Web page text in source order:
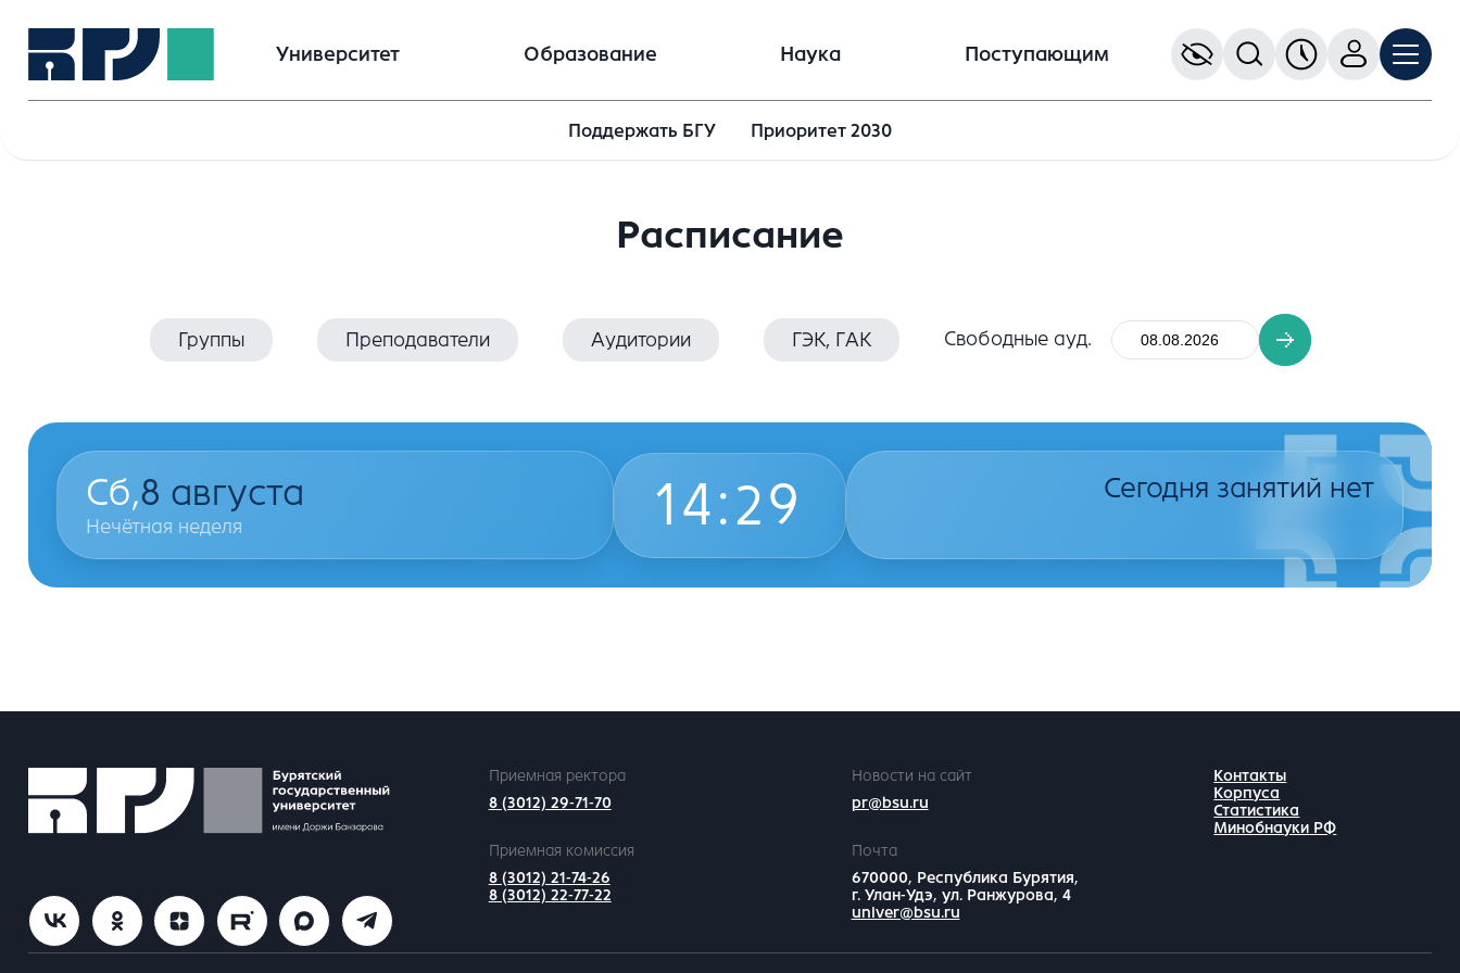
Университет Образование Наука Поступающим
Поддержать БГУ Приоритет 2030
Расписание
Группы Преподаватели Аудитории ГЭК, ГАК Свободные ауд.
Сб,8 августа
Нечётная неделя 14:29 Сегодня занятий нет
Приемная ректора
8 (3012) 29-71-70
Новости на сайт
pr@bsu.ru
Приемная комиссия
8 (3012) 21-74-26
8 (3012) 22-77-22
Почта
670000, Республика Бурятия,
г. Улан-Удэ, ул. Ранжурова, 4
univer@bsu.ru
Контакты
Корпуса
Статистика
Минобнауки РФ